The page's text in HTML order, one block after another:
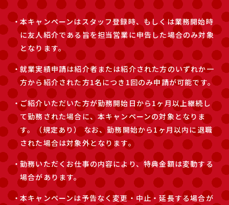
本キャンペーンはスタッフ登録時、もしくは業務開始時
に友人紹介である旨を担当営業に申告した場合のみ対象
となります。
就業実績申請は紹介者または紹介された方のいずれか一
方から紹介された方1名につき1回のみ申請が可能です。
ご紹介いただいた方が勤務開始日から1ヶ月以上継続し
て勤務された場合に、 本キャンペーンの対象となりま
す。（規定あり）なお、勤務開始から1ヶ月以内に退職
された場合は対象外となります。
勤務いただくお仕事の内容により、特典金額は変動する
場合があります。
本キャンペーンは予告なく変更・中止・延長する場合が